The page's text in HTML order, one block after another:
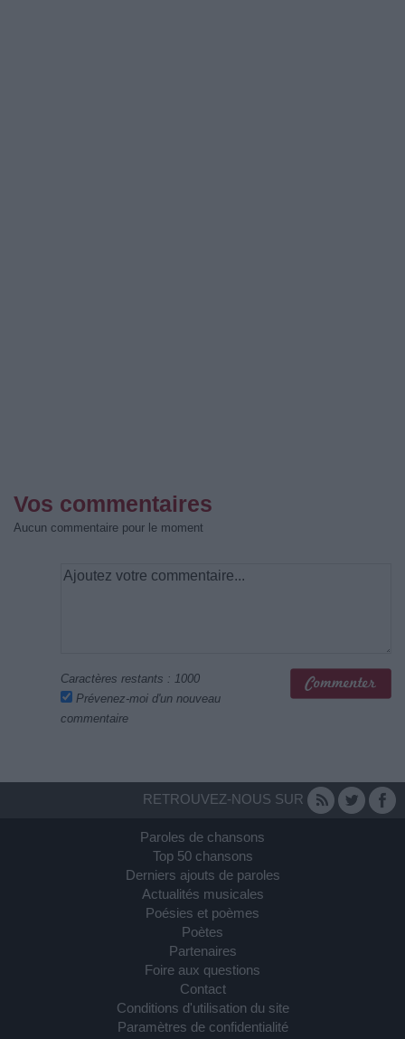
Vos commentaires
Aucun commentaire pour le moment
Caractères restants : 1000
Prévenez-moi d'un nouveau
commentaire
RETROUVEZ-NOUS SUR
Paroles de chansons
Top 50 chansons
Derniers ajouts de paroles
Actualités musicales
Poésies et poèmes
Poètes
Partenaires
Foire aux questions
Contact
Conditions d'utilisation du site
Paramètres de confidentialité